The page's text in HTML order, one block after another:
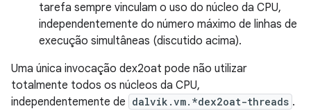
tarefa sempre vinculam o uso do núcleo da CPU,
independentemente do número máximo de linhas de
execução simultâneas (discutido acima).
Uma única invocação dex2oat pode não utilizar
totalmente todos os núcleos da CPU,
independentemente de dalvik.vm.*dex2oat-threads .